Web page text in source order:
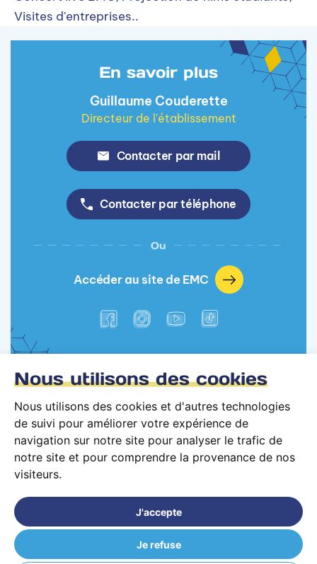
Nous utilisons des cookies
Nous utilisons des cookies et d'autres technologies
de suivi pour améliorer votre expérience de
navigation sur notre site pour analyser le trafic de
notre site et pour comprendre la provenance de nos
visiteurs.
J'accepte
Je refuse
Visites d'entreprises..
En savoir plus
Guillaume Couderette
Directeur de l'établissement
Contacter par mail
Contacter par téléphone
Ou
Accéder au site de EMC
Conditions générales d’utilisation
© 2026 PARCOURS Privé tous droits réservés